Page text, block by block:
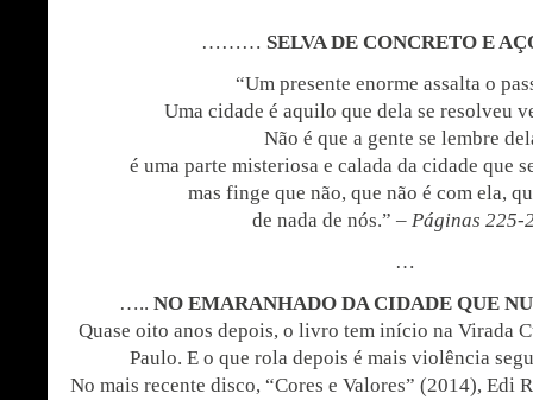
……… SELVA DE CONCRETO E
“Um presente enorme assalta o
Uma cidade é aquilo que dela se resolveu
Não é que a gente se lembre
é uma parte misteriosa e calada da cidade que
mas finge que não, que não é com ela,
de nada de nós.” – Páginas 225-
…
….. NO EMARANHADO DA CIDADE QUE
Quase oito anos depois, o livro tem início na Virada
Paulo. E o que rola depois é mais violência
No mais recente disco, “Cores e Valores” (2014), Edi